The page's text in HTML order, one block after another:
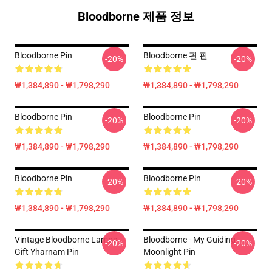
Bloodborne 제품 정보
Bloodborne Pin
₩1,384,890 - ₩1,798,290
-20% Bloodborne 핀 핀
₩1,384,890 - ₩1,798,290
-20%
Bloodborne Pin
₩1,384,890 - ₩1,798,290
-20% Bloodborne Pin
₩1,384,890 - ₩1,798,290
-20%
Bloodborne Pin
₩1,384,890 - ₩1,798,290
-20% Bloodborne Pin
₩1,384,890 - ₩1,798,290
-20%
Vintage Bloodborne Lamps
Gift Yharnam Pin
-20%
Bloodborne - My Guiding
Moonlight Pin
-20%